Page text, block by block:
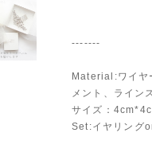
-------
Material:ワイヤ
メント、ライン
サイズ：
Set:イヤリング